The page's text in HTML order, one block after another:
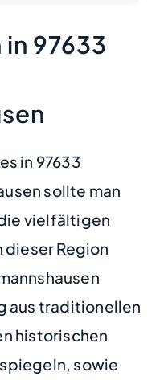
97633
in 97633
sollte man
vielfältigen
Region
aus traditionellen
historischen
sowie